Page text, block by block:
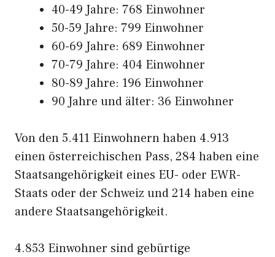
40-49 Jahre: 768 Einwohner
50-59 Jahre: 799 Einwohner
60-69 Jahre: 689 Einwohner
70-79 Jahre: 404 Einwohner
80-89 Jahre: 196 Einwohner
90 Jahre und älter: 36 Einwohner
Von den 5.411 Einwohnern haben 4.913
einen österreichischen Pass, 284 haben eine
Staatsangehörigkeit eines EU- oder EWR-
Staats oder der Schweiz und 214 haben eine
andere Staatsangehörigkeit.
4.853 Einwohner sind gebürtige